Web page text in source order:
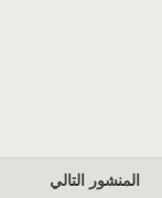
المنشور التالي